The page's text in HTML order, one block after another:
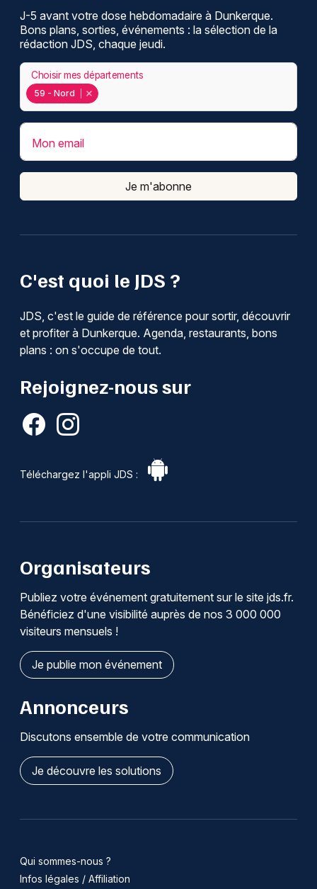
C'est quoi le JDS ?
JDS, c'est le guide de référence pour sortir, découvrir
et profiter à Dunkerque. Agenda, restaurants, bons
plans : on s'occupe de tout.
Rejoignez-nous sur
Téléchargez l'appli JDS :
J-5 avant votre dose hebdomadaire à Dunkerque.
Bons plans, sorties, événements : la sélection de la
rédaction JDS, chaque jeudi.
59 - Nord
Choisir mes départements
Mon email
Je m'abonne
Organisateurs
Publiez votre événement gratuitement sur le site jds.fr.
Bénéficiez d'une visibilité auprès de nos 3 000 000
visiteurs mensuels !
Je publie mon événement
Annonceurs
Discutons ensemble de votre communication
Je découvre les solutions
Qui sommes-nous ?
Infos légales / Affiliation